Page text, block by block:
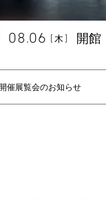
08.06 [木 ] 開館
催展覧会のお知らせ